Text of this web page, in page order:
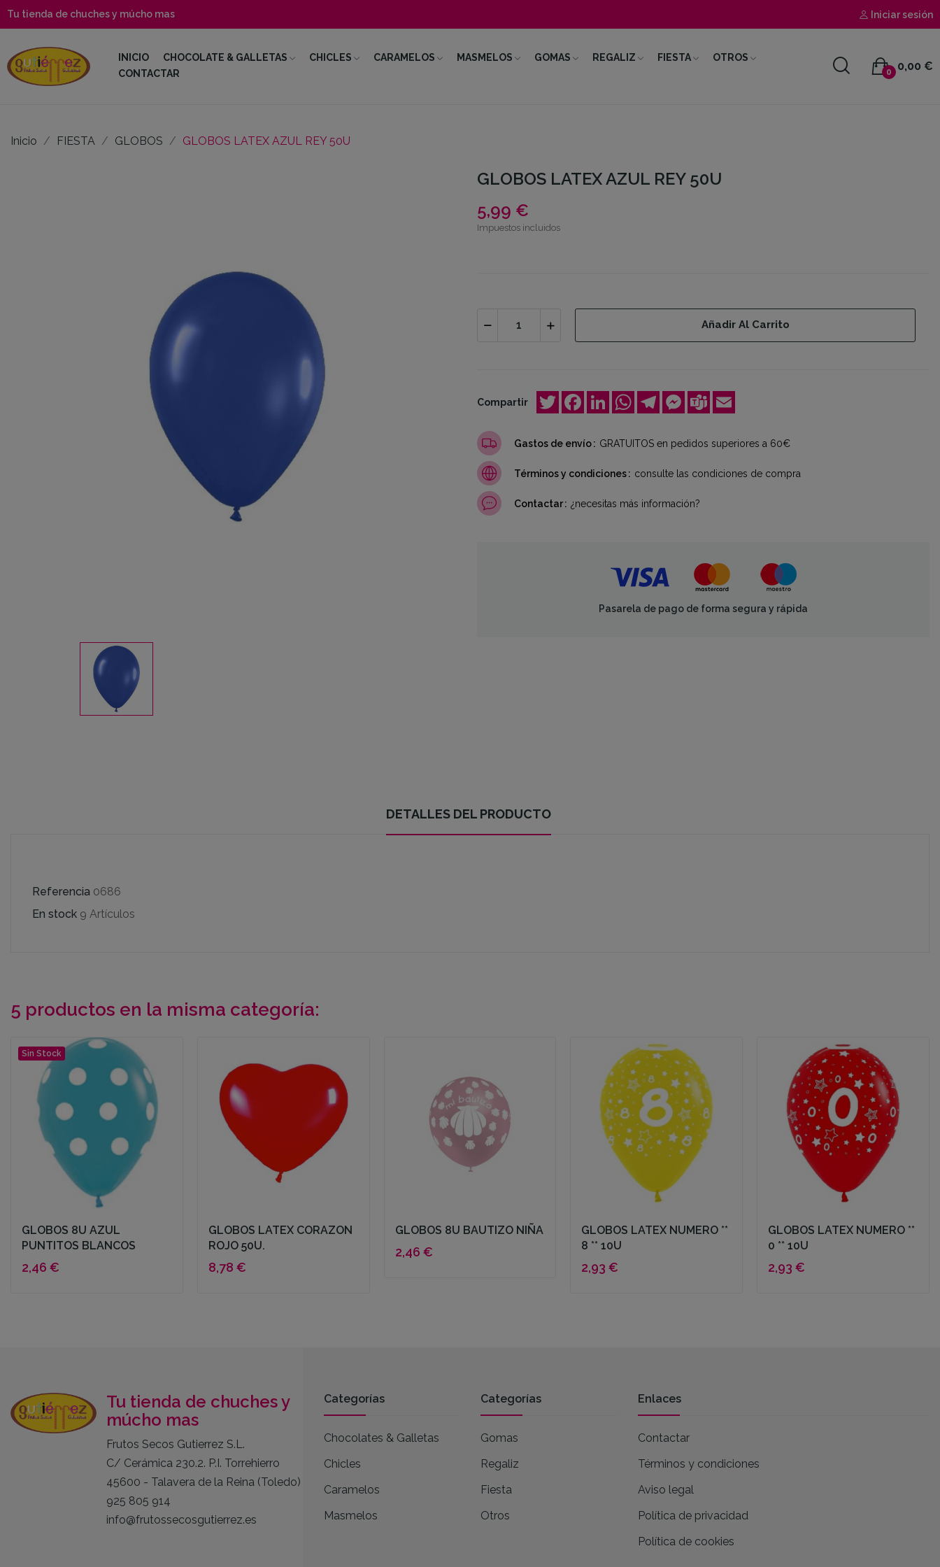
Tu tienda de chuches y múcho mas Iniciar sesión
INICIO CHOCOLATE & GALLETAS CHICLES CARAMELOS MASMELOS GOMAS REGALIZ FIESTA
OTROS
CONTACTAR
0,00 €
0
Inicio FIESTA GLOBOS GLOBOS LATEX AZUL REY 50U
GLOBOS LATEX AZUL REY 50U
5,99 €
Impuestos incluidos
Añadir Al Carrito
Compartir TwitterFacebookLinkedInWhatsAppTelegramMessenger
Teams
Gastos de envío GRATUITOS en pedidos superiores a 60€
Términos y condiciones consulte las condiciones de compra
Contactar ¿necesitas más información?
Pasarela de pago de forma segura y rápida
DETALLES DEL PRODUCTO
Referencia 0686
En stock 9 Artículos
5 productos en la misma categoría:
Sin Stock
GLOBOS 8U AZUL
PUNTITOS BLANCOS
2,46 €
GLOBOS LATEX CORAZON
ROJO 50U.
8,78 €
GLOBOS 8U BAUTIZO NIÑA
2,46 €
GLOBOS LATEX NUMERO **
8 ** 10U
2,93 €
GLOBOS LATEX NUMERO **
0 ** 10U
2,93 €
Tu tienda de chuches y
múcho mas
Frutos Secos Gutierrez S.L.
C/ Cerámica 230.2. P.I. Torrehierro
45600 - Talavera de la Reina (Toledo)
925 805 914
info@frutossecosgutierrez.es
Categorías
Chocolates & Galletas
Chicles
Caramelos
Masmelos
Categorías
Gomas
Regaliz
Fiesta
Otros
Enlaces
Contactar
Términos y condiciones
Aviso legal
Política de privacidad
Política de cookies